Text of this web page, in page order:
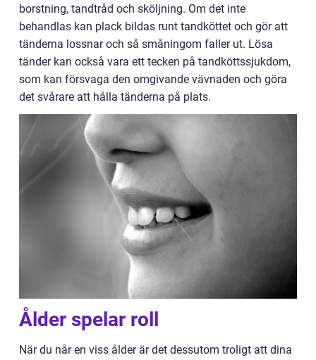
borstning, tandtråd och sköljning. Om det inte
behandlas kan plack bildas runt tandköttet och gör att
tänderna lossnar och så småningom faller ut. Lösa
tänder kan också vara ett tecken på tandköttssjukdom,
som kan försvaga den omgivande vävnaden och göra
det svårare att hålla tänderna på plats.
Ålder spelar roll
När du når en viss ålder är det dessutom troligt att dina